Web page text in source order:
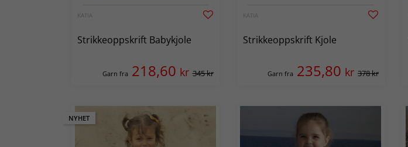
KATIA
Strikkeoppskrift Babykjole
Garn fra 218,60 kr 345 kr
KATIA
Strikkeoppskrift Kjole
Garn fra 235,80 kr 378 kr
NYHET